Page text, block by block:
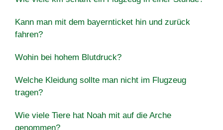
Kann man mit dem bayernticket hin und zurück
fahren?
Wohin bei hohem Blutdruck?
Welche Kleidung sollte man nicht im Flugzeug
tragen?
Wie viele Tiere hat Noah mit auf die Arche
genommen?